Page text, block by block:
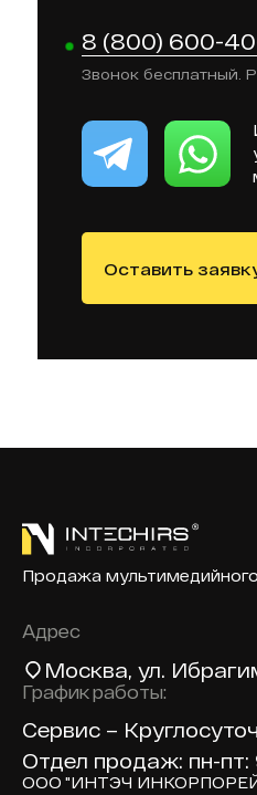
8 (800) 600-
Звонок бесплатный.
Оставить
Продажа
Адрес
Москва, ул.
График работы:
Сервис –
Отдел продаж: пн-пт:
ООО "ИНТЭЧ